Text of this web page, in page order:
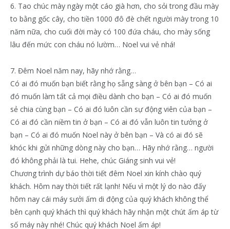
6. Tao chúc mày ngày một cáo già hơn, cho sỏi trong đầu mày
to bằng gốc cây, cho tiền 1000 đô đè chết người mày trong 10
năm nữa, cho cuối đời mày có 100 đứa cháu, cho mày sống
lâu đến mức con cháu nó lườm… Noel vui vẻ nhá!
7. Đêm Noel năm nay, hãy nhớ rằng…
Có ai đó muốn bạn biết rằng họ sẵng sàng ở bên bạn – Có ai
đó muốn làm tất cả mọi điều dành cho bạn – Có ai đó muốn
sẻ chia cùng bạn – Có ai đó luôn cần sự động viên của bạn –
Có ai đó cần niềm tin ở bạn – Có ai đó vẫn luôn tin tưởng ở
bạn – Có ai đó muốn Noel này ở bên bạn – Và có ai đó sẽ
khóc khi gửi những dòng này cho bạn… Hãy nhớ rằng… người
đó không phải là tui. Hehe, chúc Giáng sinh vui vẻ!
Chương trình dự báo thời tiết đêm Noel xin kính chào quý
khách. Hôm nay thời tiết rất lạnh! Nếu vì một lý do nào đấy
hôm nay cái máy sưởi ấm di động của quý khách không thể
bên cạnh quý khách thì quý khách hãy nhận một chút ấm áp từ
số máy này nhé! Chúc quý khách Noel ấm áp!